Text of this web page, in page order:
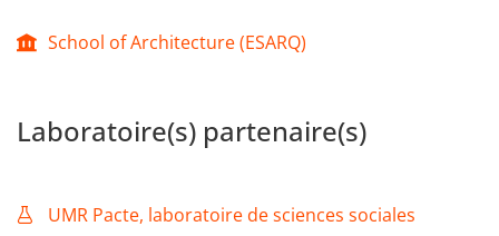
School of Architecture (ESARQ)
Laboratoire(s) partenaire(s)
UMR Pacte, laboratoire de sciences sociales